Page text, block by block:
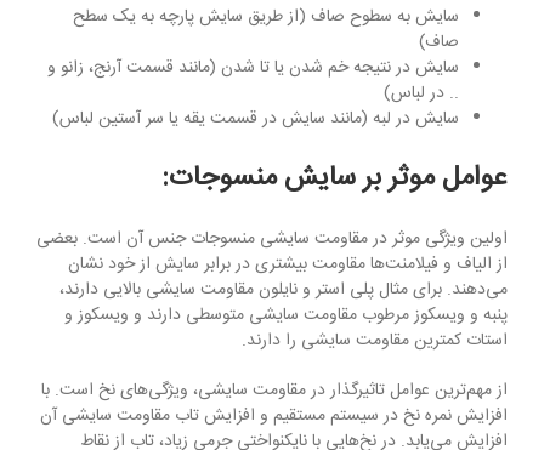
سایش به سطوح صاف (از طریق سایش پارچه به یک سطح
صاف)
سایش در نتیجه خم شدن یا تا شدن (مانند قسمت آرنج، زانو و
.. در لباس)
سایش در لبه (مانند سایش در قسمت یقه یا سر آستین لباس)
عوامل موثر بر سایش منسوجات:
اولین ویژگی موثر در مقاومت سایشی منسوجات جنس آن است. بعضی
از الیاف و فیلامنت‌ها مقاومت بیشتری در برابر سایش از خود نشان
می‌دهند. برای مثال پلی استر و نایلون مقاومت سایشی بالایی دارند،
پنبه و ویسکوز مرطوب مقاومت سایشی متوسطی دارند و ویسکوز و
استات کمترین مقاومت سایشی را دارند.
از مهم‌ترین عوامل تاثیرگذار در مقاومت سایشی، ویژگی‌های نخ است. با
افزایش نمره نخ در سیستم مستقیم و افزایش تاب مقاومت سایشی آن
افزایش می‌یابد. در نخ‌هایی با نایکنواختی جرمی زیاد، تاب از نقاط